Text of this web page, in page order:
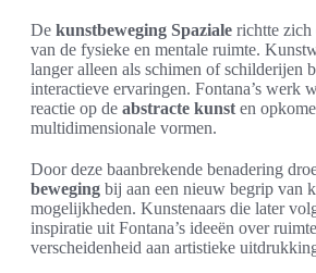
De kunstbeweging Spaziale richtte zich
van de fysieke en mentale ruimte.
langer alleen als schimen of schilderijen
interactieve ervaringen. Fontana’s werk
reactie op de abstracte kunst en
multidimensionale vormen.
Door deze baanbrekende benadering
beweging bij aan een nieuw begrip van
mogelijkheden. Kunstenaars die later
inspiratie uit Fontana’s ideeën over
verscheidenheid aan artistieke